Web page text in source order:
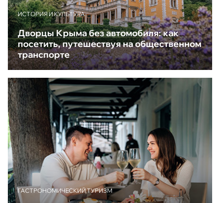
ИСТОРИЯ И КУЛЬТУРА
Дворцы Крыма без автомобиля: как
посетить, путешествуя на общественном
транспорте
ГАСТРОНОМИЧЕСКИЙ ТУРИЗМ